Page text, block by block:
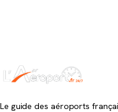
Le guide des aéroports